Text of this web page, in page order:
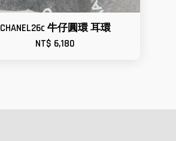
CHANEL26c 牛仔圓環 耳環
NT$ 6,180